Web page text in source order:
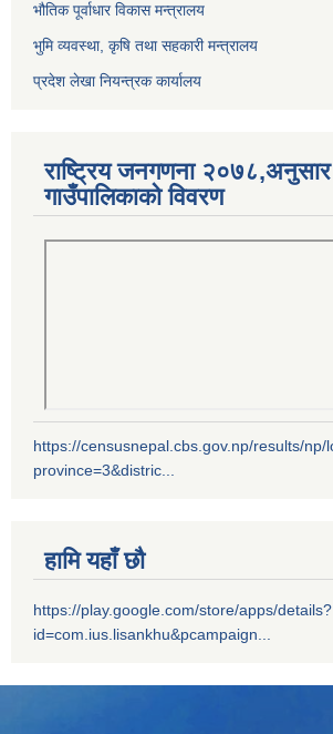
भौतिक पूर्वाधार विकास मन्त्रालय
भुमि व्यवस्था, कृषि तथा सहकारी मन्त्रालय
प्रदेश लेखा नियन्त्रक कार्यालय
राष्ट्रिय जनगणना
गाउँपालिकाको विवरण
https://censusnepal.cbs.gov.np/results/np/
province=3&distric...
हामि यहाँ छौ
https://play.google.com/store/apps/details?
id=com.ius.lisankhu&pcampaign...